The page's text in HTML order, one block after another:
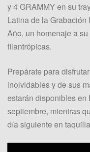
y 4 GRAMMY en su
Latina de la
Año, un homenaje a
filantrópicas.
Prepárate para
inolvidables y de sus
estarán disponibles en
septiembre, mientras
día siguiente en